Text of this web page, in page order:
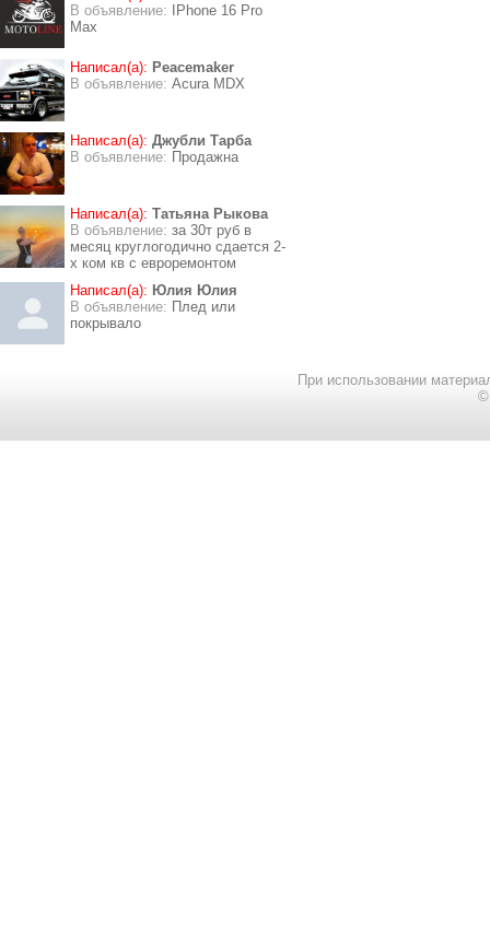
В объявление:
IPhone 16 Pro
Max
Написал(а): Peacemaker
В объявление: Acura MDX
Написал(а): Джубли Тарба
В объявление: Продажна
Написал(а): Татьяна Рыкова
В объявление: за 30т руб в
месяц круглогодично сдается 2-
х ком кв с евроремонтом
Написал(а): Юлия Юлия
В объявление: Плед или
покрывало
При использовании